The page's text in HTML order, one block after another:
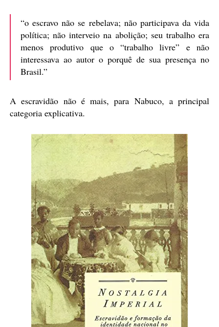
“o escravo não se rebelava; não participava da vida
política; não interveio na abolição; seu trabalho era
menos produtivo que o “trabalho livre” e não
interessava ao autor o porquê de sua presença no
Brasil.”
A escravidão não é mais, para Nabuco, a principal
categoria explicativa.